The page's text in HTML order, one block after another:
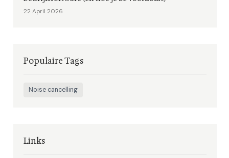
22 April 2026
Populaire Tags
Noise cancelling
Links